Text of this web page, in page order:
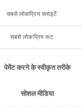
सबसे लोकप्रिय फ़्लाइटें
सबसे लोकप्रिय रूट
पेमेंट करने के स्वीकृत तरीके
सोशल मीडिया